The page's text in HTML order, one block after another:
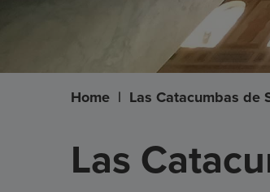
Home | Las Catacumbas de
Las